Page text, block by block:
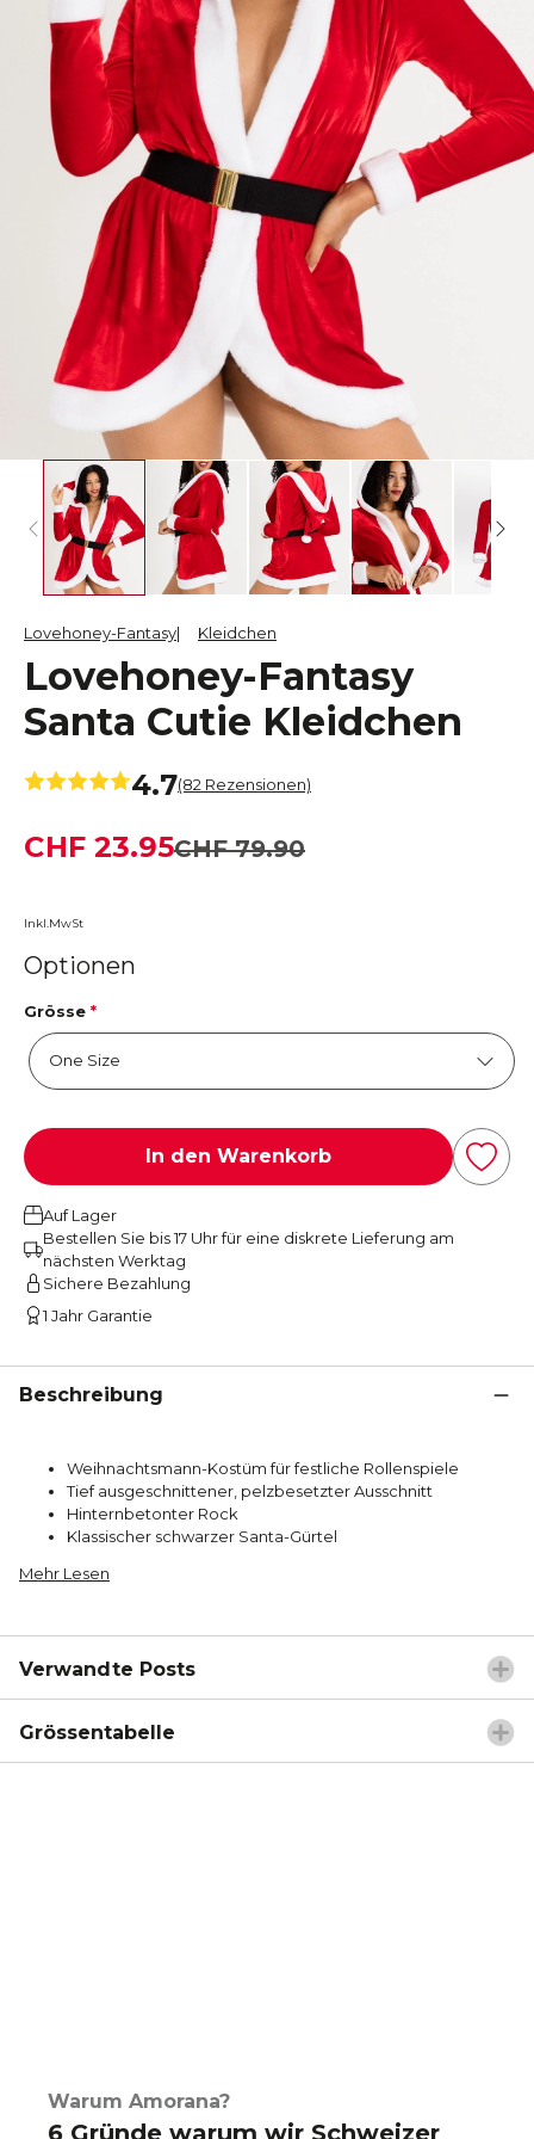
Lovehoney-Fantasy Kleidchen
Lovehoney-Fantasy
Santa Cutie Kleidchen
4.7(82 Rezensionen)
CHF 79.90
CHF 23.95
Inkl.MwSt
Optionen
Grösse *
In den Warenkorb
Auf Lager
Bestellen Sie bis 17 Uhr für eine diskrete Lieferung am
nächsten Werktag
Sichere Bezahlung
1 Jahr Garantie
Beschreibung
Weihnachtsmann-Kostüm für festliche Rollenspiele
Tief ausgeschnittener, pelzbesetzter Ausschnitt
Hinternbetonter Rock
Klassischer schwarzer Santa-Gürtel
Mehr Lesen
Verwandte Posts
Grössentabelle
Warum Amorana?
6 Gründe warum wir Schweizer